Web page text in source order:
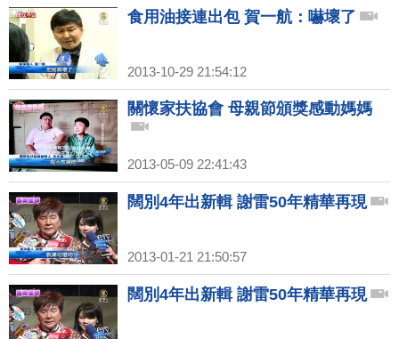
食用油接連出包 賀一航：嚇壞了
2013-10-29 21:54:12
關懷家扶協會 母親節頒獎感動媽媽
2013-05-09 22:41:43
闊別4年出新輯 謝雷50年精華再現
2013-01-21 21:50:57
闊別4年出新輯 謝雷50年精華再現